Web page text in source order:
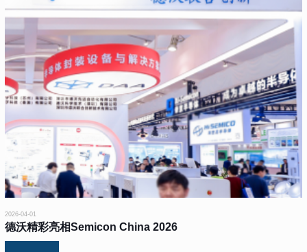
2026-04-01
德沃精彩亮相Semicon China 2026